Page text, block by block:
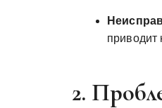
приводит
2.